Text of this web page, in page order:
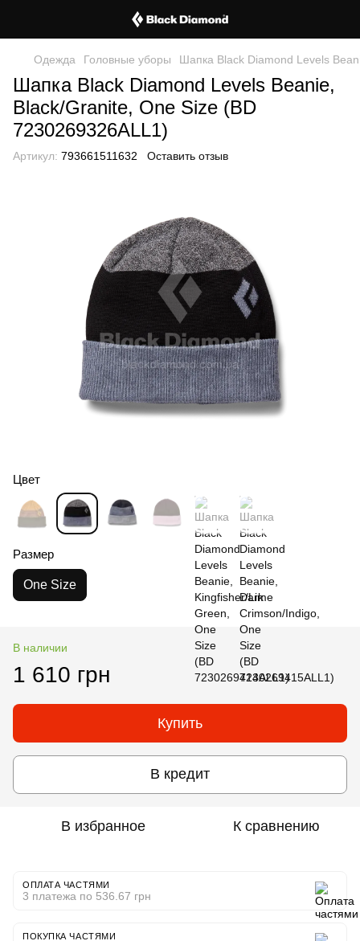
Одежда Головные уборы Шапка Black Diamond Levels
Шапка Black Diamond Levels Beanie,
Black/Granite, One Size (BD
7230269326ALL1)
Артикул: 793661511632 Оставить отзыв
Цвет
Размер
One Size
В наличии
1 610 грн
Купить
В кредит
В избранное К сравнению
ОПЛАТА ЧАСТЯМИ
3 платежа по 536.67 грн
ПОКУПКА ЧАСТЯМИ